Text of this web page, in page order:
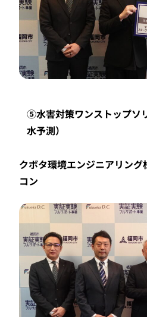
⑤水害対策ワンストップソ
水予測）
クボタ環境エンジニアリン
コン